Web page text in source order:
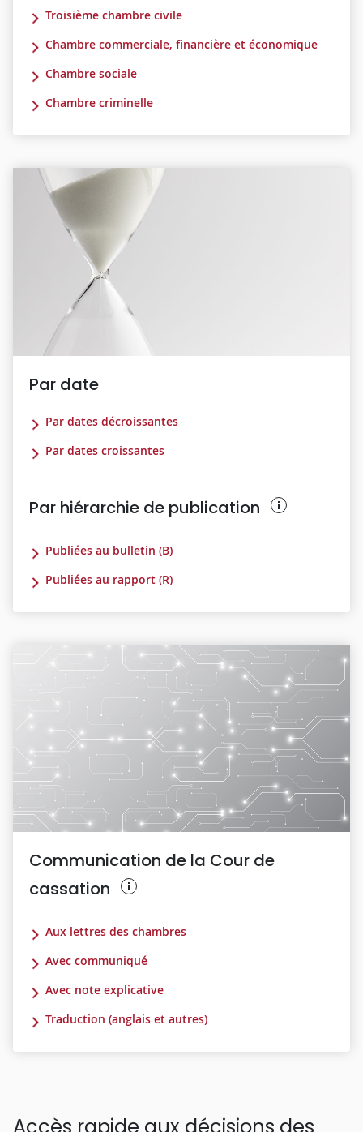
Troisième chambre civile
Chambre commerciale, financière et économique
Chambre sociale
Chambre criminelle
Par date
Par dates décroissantes
Par dates croissantes
Par hiérarchie de publication
Publiées au bulletin (B)
Publiées au rapport (R)
Communication de la Cour de
cassation
Aux lettres des chambres
Avec communiqué
Avec note explicative
Traduction (anglais et autres)
Accès rapide aux décisions des